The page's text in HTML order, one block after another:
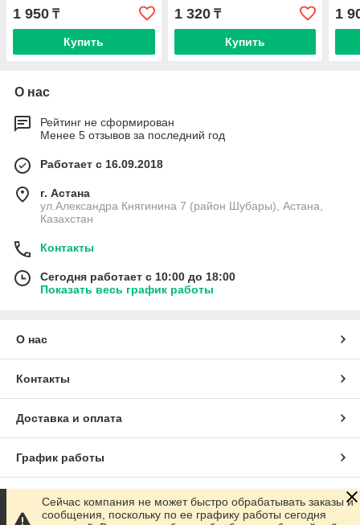
1 950 ₸
Купить
1 320₸
Купить
1
О нас
Рейтинг не сформирован
Менее 5 отзывов за последний год
Работает с 16.09.2018
г. Астана
ул.Александра Княгинина 7 (район Шубары), Астана,
Казахстан
Контакты
Сегодня работает с 10:00 до 18:00
Показать весь график работы
О нас
Контакты
Доставка и оплата
График работы
Полная версия сайта
Сейчас компания не может быстро обрабатывать заказы и
сообщения, поскольку по ее графику работы сегодня